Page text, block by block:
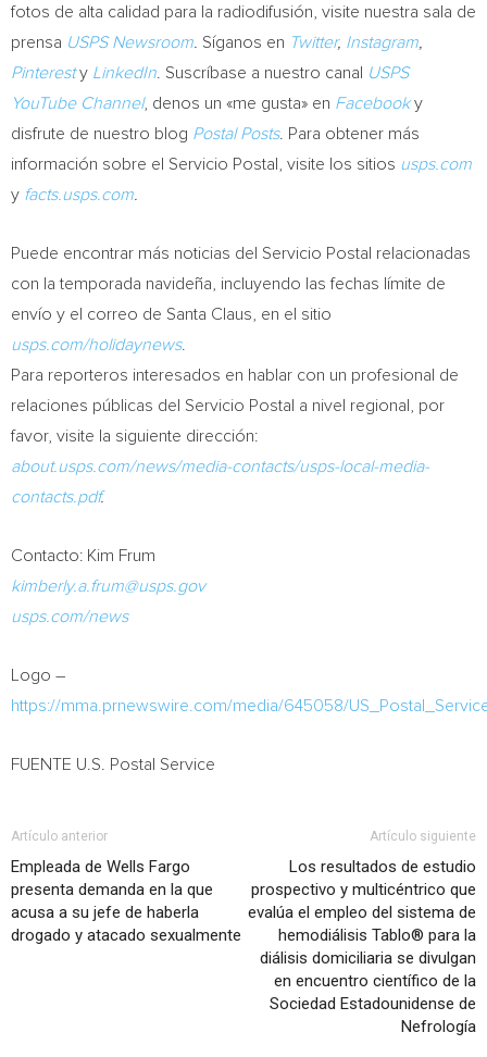
fotos de alta calidad para la radiodifusión, visite nuestra sala de
prensa USPS Newsroom Síganos en Twitter, Instagram
Pinteresty LinkedIn . Suscríbase a nuestro canal
USPS
YouTube Channel, denos un «me gusta» en Facebooky
disfrute de nuestro blog Postal Posts. Para obtener más
información sobre el Servicio Postal, visite los sitios usps.com
y facts.usps.com
Puede encontrar más noticias del Servicio Postal relacionadas
con la temporada navideña, incluyendo las fechas límite de
envío y el correo de Santa Claus, en el sitio
usps.com/holidaynews.
Para reporteros interesados en hablar con un profesional de
relaciones públicas del Servicio Postal a nivel regional, por
favor, visite la siguiente dirección:
about.usps.com/news/media-contacts/usps-local-media-
contacts.pdf.
Contacto: Kim Frum
kimberly.a.frum@usps.gov
usps.com/news
Logo –
https://mma.prnewswire.com/media/645058/
FUENTE U.S. Postal Service
Artículo anterior
Empleada de Wells Fargo
presenta demanda en la que
acusa a su jefe de haberla
drogado y atacado sexualmente
Artículo siguiente
Los resultados de estudio
prospectivo y multicéntrico que
evalúa el empleo del sistema de
hemodiálisis Tablo® para la
diálisis domiciliaria se divulgan
en encuentro científico de la
Sociedad Estadounidense de
Nefrología